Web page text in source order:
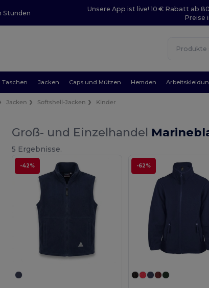
Stunden
Unsere App ist live! 10 € Rabatt ab
Preise
Taschen Jacken Caps und Mützen Hemden
Jacken Softshell-Jacken Kinder
Groß- und Einzelhandel
5 Ergebnisse.
-42% -62%